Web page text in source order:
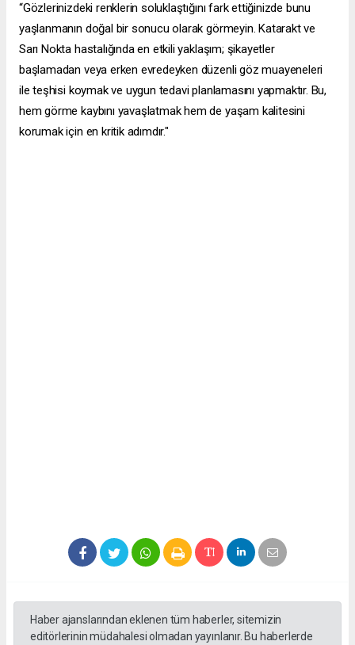
“Gözlerinizdeki renklerin soluklaştığını fark ettiğinizde bunu
yaşlanmanın doğal bir sonucu olarak görmeyin. Katarakt ve
Sarı Nokta hastalığında en etkili yaklaşım; şikayetler
başlamadan veya erken evredeyken düzenli göz muayeneleri
ile teşhisi koymak ve uygun tedavi planlamasını yapmaktır. Bu,
hem görme kaybını yavaşlatmak hem de yaşam kalitesini
korumak için en kritik adımdır."
Haber ajanslarından eklenen tüm haberler, sitemizin
editörlerinin müdahalesi olmadan yayınlanır. Bu haberlerde